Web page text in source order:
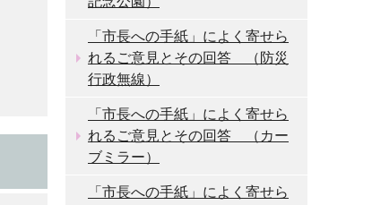
「市長への手紙」によく寄せら
れるご意見とその回答 （防災
行政無線）
「市長への手紙」によく寄せら
れるご意見とその回答 （カー
ブミラー）
「市長への手紙」によく寄せら